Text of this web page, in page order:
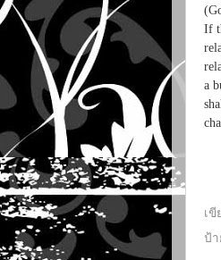
If
a
เขี
ป้า